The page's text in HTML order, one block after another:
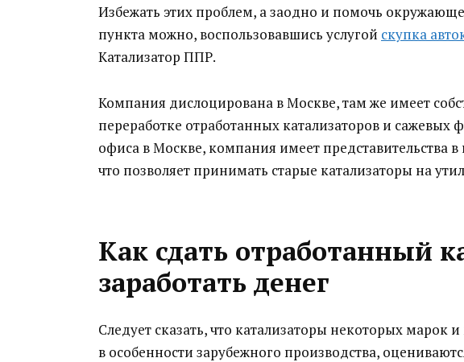
Избежать этих проблем, а заодно и помочь
пункта можно, воспользовавшись услугой скупка
Катализатор ППР.
Компания дислоцирована в Москве, там же имеет
переработке отработанных катализаторов и
офиса в Москве, компания имеет представительства
что позволяет принимать старые катализаторы на
Как сдать отработанный
заработать денег
Следует сказать, что катализаторы некоторых марок
в особенности зарубежного производства,